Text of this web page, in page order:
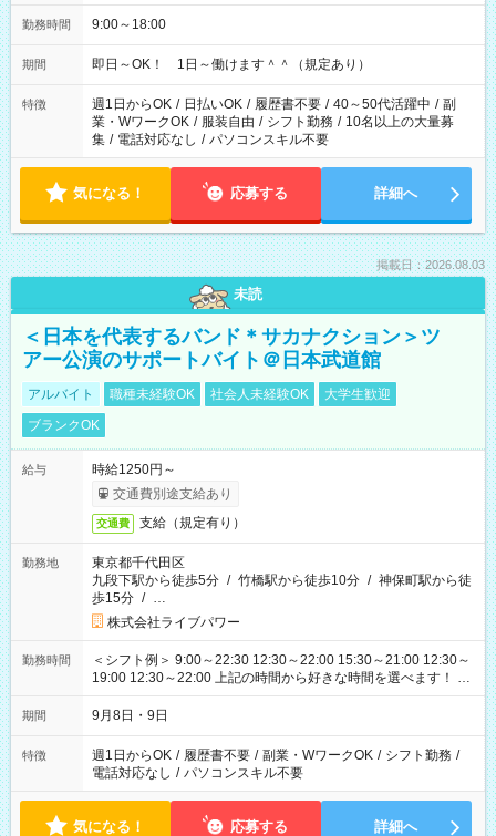
勤務時間 9:00～18:00
期間 即日～OK！ 1日～働けます＾＾（規定あり）
特徴 週1日からOK / 日払いOK / 履歴書不要 / 40～50代活躍中 / 副
業・WワークOK / 服装自由 / シフト勤務 / 10名以上の大量募
集 / 電話対応なし / パソコンスキル不要
気になる！ 応募する 詳細へ
掲載日：2026.08.03
未読
＜日本を代表するバンド＊サカナクション＞ツ
アー公演のサポートバイト＠日本武道館
アルバイト 職種未経験OK 社会人未経験OK
大学生歓迎
ブランクOK
給与
時給1250円～
交通費別途支給あり
交通費 支給（規定有り）
勤務地
東京都千代田区
九段下駅から徒歩5分 / 竹橋駅から徒歩10分 / 神保町駅から徒
歩15分 / …
株式会社ライブパワー
勤務時間
＜シフト例＞ 9:00～22:30 12:30～22:00 15:30～21:00 12:30～
19:00 12:30～22:00 上記の時間から好きな時間を選べます！ ※
時間は変更となる可能性があります
期間 9月8日・9日
特徴 週1日からOK / 履歴書不要 / 副業・WワークOK / シフト勤務 /
電話対応なし / パソコンスキル不要
気になる！ 応募する 詳細へ